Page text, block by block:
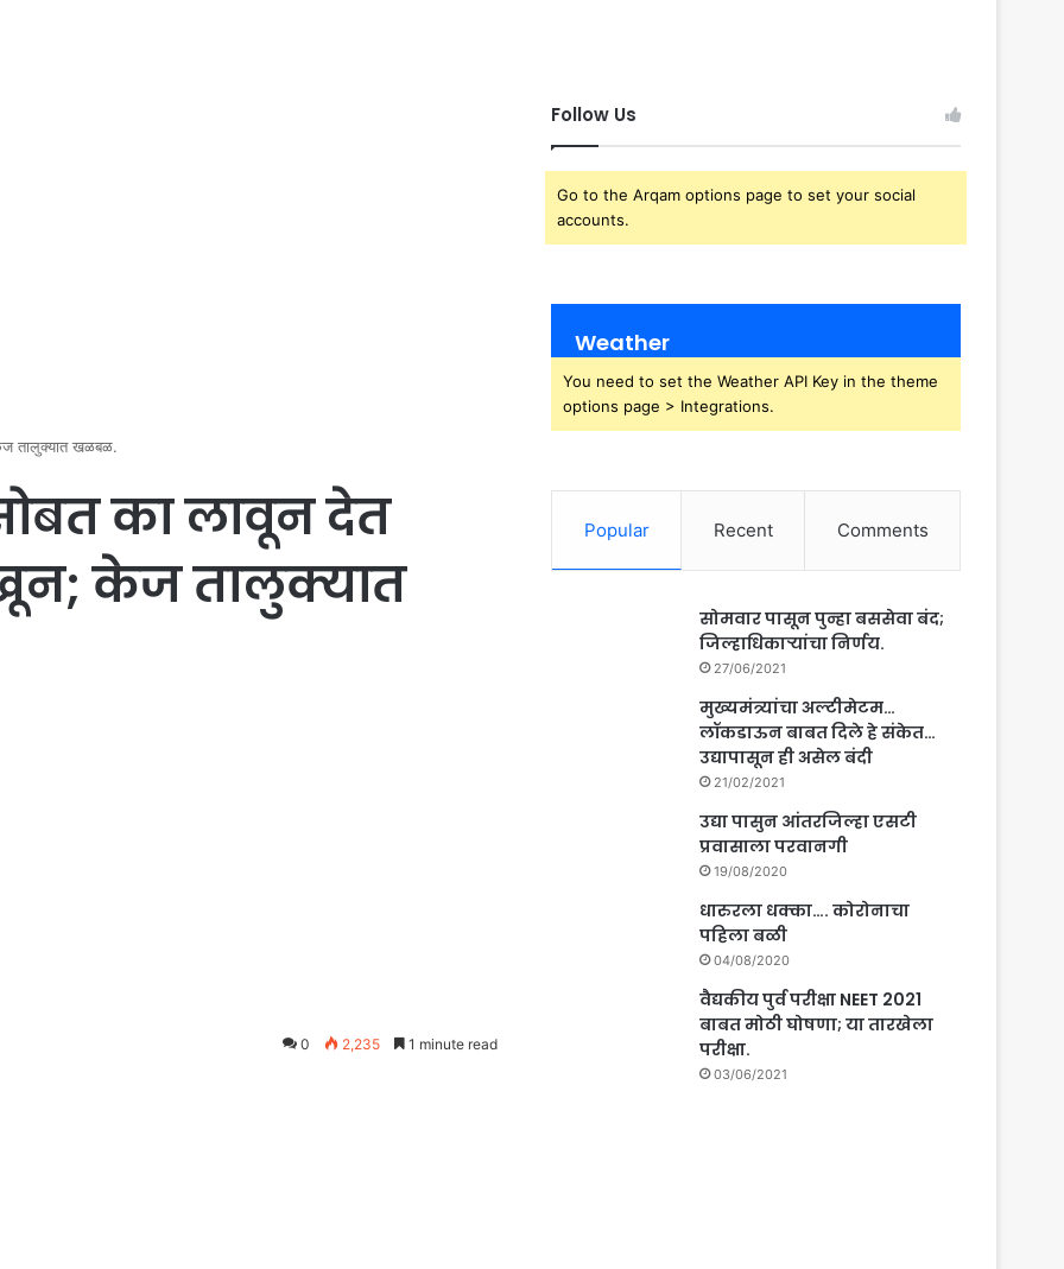
तालुक्यात खळबळ.
का लावून देत
केज तालुक्यात
0 2,235 1 minute read
Follow Us
Go to the Arqam options page to set your social
accounts.
Weather
You need to set the Weather API Key in the theme
options page > Integrations.
Popular Recent Comments
सोमवार पासून पुन्हा बससेवा बंद;
जिल्हाधिकाऱ्यांचा निर्णय.
27/06/2021
मुख्यमंत्र्यांचा अल्टीमेटम…
लॉकडाऊन बाबत दिले हे संकेत…
उद्यापासून ही असेल बंदी
21/02/2021
उद्या पासुन आंतरजिल्हा एसटी
प्रवासाला परवानगी
19/08/2020
धारुरला धक्का…. कोरोनाचा
पहिला बळी
04/08/2020
वैद्यकीय पुर्व परीक्षा NEET 2021
बाबत मोठी घोषणा; या तारखेला
परीक्षा.
03/06/2021